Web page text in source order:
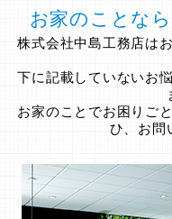
お家のことな
株式会社中島工務店は
下に記載していないお
お家のことでお困りご
ひ、お問